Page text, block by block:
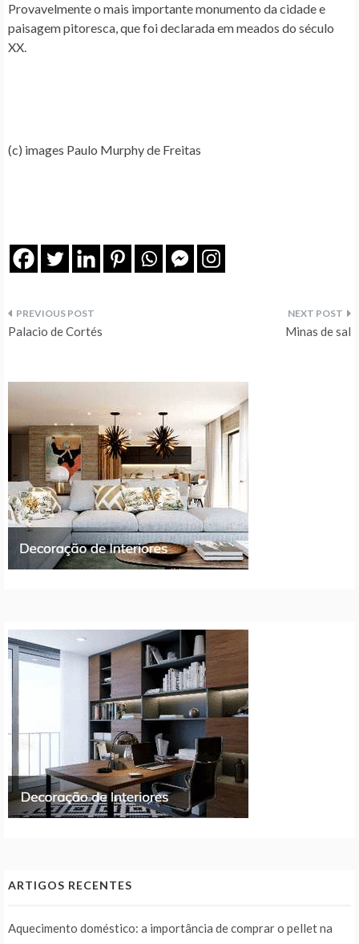
Provavelmente o mais importante monumento da cidade e
paisagem pitoresca, que foi declarada em meados do século
XX.
(c) images Paulo Murphy de Freitas
Navegação
artigos
Palacio de Cortés Minas de sal
ARTIGOS RECENTES
Aquecimento doméstico: a importância de comprar o pellet na